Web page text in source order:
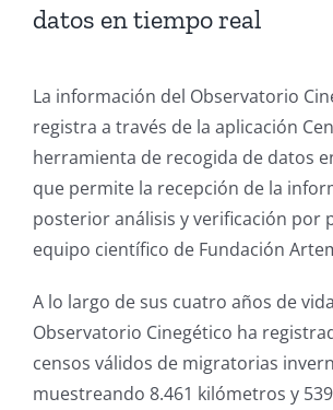
datos en tiempo real
La información del Observatorio
registra a través de la aplicación
herramienta de recogida de datos
que permite la recepción de la
posterior análisis y verificación por
equipo científico de Fundación
A lo largo de sus cuatro años de
Observatorio Cinegético ha
censos válidos de migratorias
muestreando 8.461 kilómetros y